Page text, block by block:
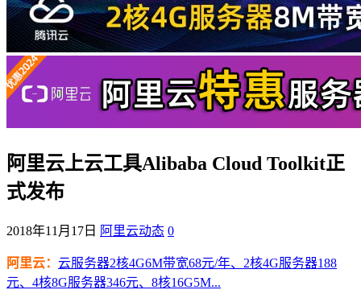
阿里云上云工具Alibaba Cloud Toolkit正
式发布
2018年11月17日 阿里云动态 0
阿里云： 云服务器2核4G6M带宽68元/年、2核4G服务器188
元、4核8G服务器346元、8核16G5M...